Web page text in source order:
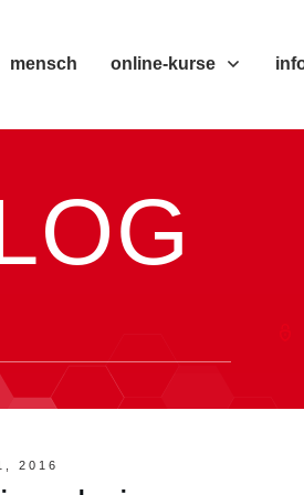
mensch online-kurse
2016